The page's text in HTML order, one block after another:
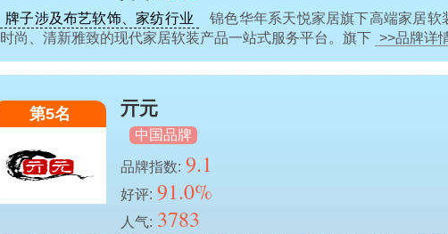
牌子涉及布艺软饰、家纺行业
锦色华年系天悦家居旗下高端家居
时尚、清新雅致的现代家居软装产品一站式服务平台。旗下 >>品牌详
第5名 亓元
中国品牌
品牌指数: 9.1
好评: 91.0%
人气: 3783